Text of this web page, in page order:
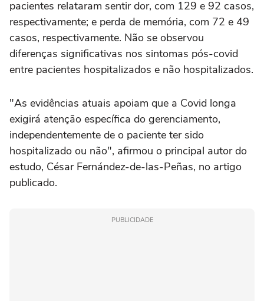
pacientes relataram sentir dor, com 129 e 92 casos,
respectivamente; e perda de memória, com 72 e 49
casos, respectivamente. Não se observou
diferenças significativas nos sintomas pós-covid
entre pacientes hospitalizados e não hospitalizados.
"As evidências atuais apoiam que a Covid longa
exigirá atenção específica do gerenciamento,
independentemente de o paciente ter sido
hospitalizado ou não", afirmou o principal autor do
estudo, César Fernández-de-las-Peñas, no artigo
publicado.
PUBLICIDADE